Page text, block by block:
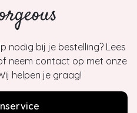
nodig bij je bestelling? Lees
neem contact op met onze
helpen je graag!